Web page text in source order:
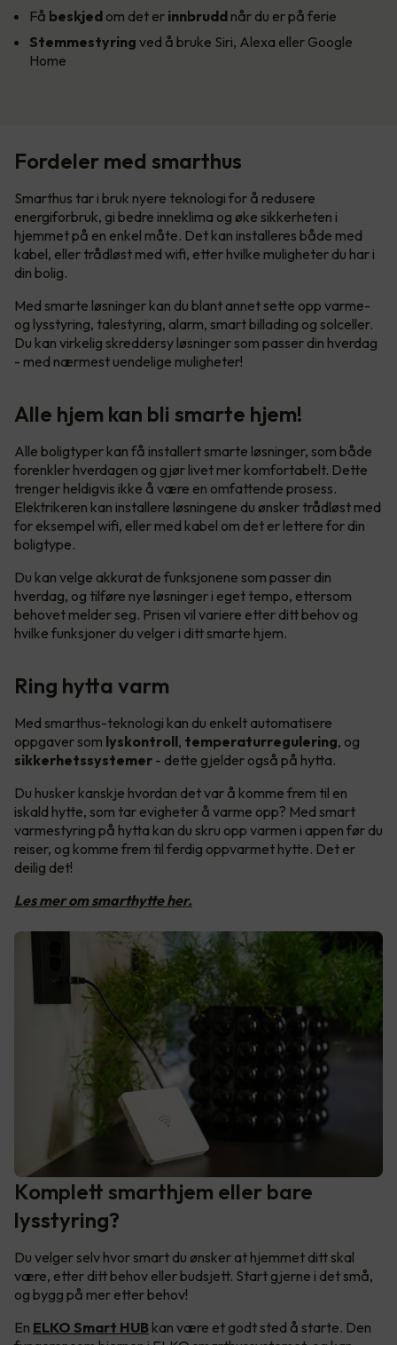
Få beskjed om det er innbrudd når du er på ferie
Stemmestyring ved å bruke Siri, Alexa eller Google
Home
Fordeler med smarthus
Smarthus tar i bruk nyere teknologi for å redusere
energiforbruk, gi bedre inneklima og øke sikkerheten i
hjemmet på en enkel måte. Det kan installeres både med
kabel, eller trådløst med wifi, etter hvilke muligheter du har i
din bolig.
Med smarte løsninger kan du blant annet sette opp varme-
og lysstyring, talestyring, alarm, smart billading og solceller.
Du kan virkelig skreddersy løsninger som passer din hverdag
- med nærmest uendelige muligheter!
Alle hjem kan bli smarte hjem!
Alle boligtyper kan få installert smarte løsninger, som både
forenkler hverdagen og gjør livet mer komfortabelt. Dette
trenger heldigvis ikke å være en omfattende prosess.
Elektrikeren kan installere løsningene du ønsker trådløst med
for eksempel wifi, eller med kabel om det er lettere for din
boligtype.
Du kan velge akkurat de funksjonene som passer din
hverdag, og tilføre nye løsninger i eget tempo, ettersom
behovet melder seg. Prisen vil variere etter ditt behov og
hvilke funksjoner du velger i ditt smarte hjem.
Ring hytta varm
Med smarthus-teknologi kan du enkelt automatisere
oppgaver som lyskontroll, temperaturregulering, og
sikkerhetssystemer - dette gjelder også på hytta.
Du husker kanskje hvordan det var å komme frem til en
iskald hytte, som tar evigheter å varme opp? Med smart
varmestyring på hytta kan du skru opp varmen i appen før du
reiser, og komme frem til ferdig oppvarmet hytte. Det er
deilig det!
Les mer om smarthytte her.
Komplett smarthjem eller bare
lysstyring?
Du velger selv hvor smart du ønsker at hjemmet ditt skal
være, etter ditt behov eller budsjett. Start gjerne i det små,
og bygg på mer etter behov!
En ELKO Smart HUB kan være et godt sted å starte. Den